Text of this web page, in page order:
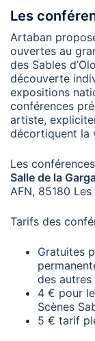
Les
Artaban
ouvertes au
des Sables
découverte
expositions
conférences
artiste,
décortiquent la
Les
Salle de la
AFN, 85180 Les
Tarifs des
Gratuites
des autres
4 € pour
Scènes
5 € tarif